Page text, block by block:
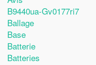
B9440ua-Gv0177ri7
Ballage
Base
Batterie
Batteries